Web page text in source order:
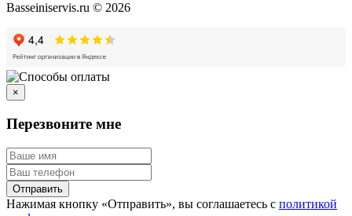
Basseiniservis.ru © 2026
×
Перезвоните мне
Отправить
Нажимая кнопку «Отправить», вы соглашаетесь с политикой